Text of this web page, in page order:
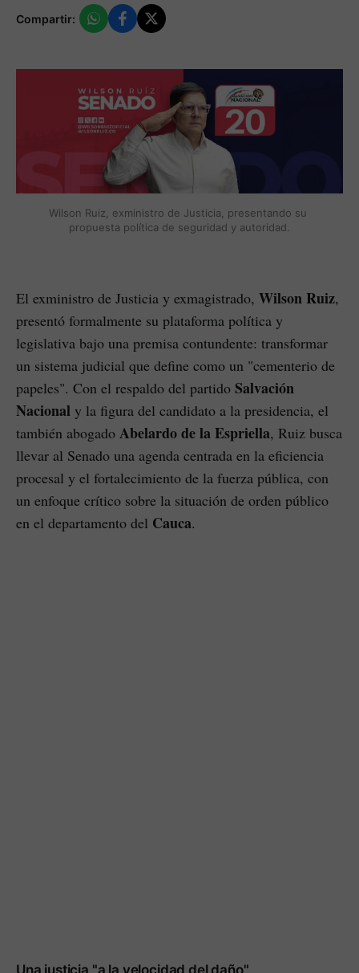
Compartir:
Wilson Ruiz, exministro de Justicia, presentando su
propuesta política de seguridad y autoridad.
El exministro de Justicia y exmagistrado, Wilson Ruiz,
presentó formalmente su plataforma política y
legislativa bajo una premisa contundente: transformar
un sistema judicial que define como un "cementerio de
papeles". Con el respaldo del partido Salvación
Nacional y la figura del candidato a la presidencia, el
también abogado Abelardo de la Espriella, Ruiz busca
llevar al Senado una agenda centrada en la eficiencia
procesal y el fortalecimiento de la fuerza pública, con
un enfoque crítico sobre la situación de orden público
en el departamento del Cauca.